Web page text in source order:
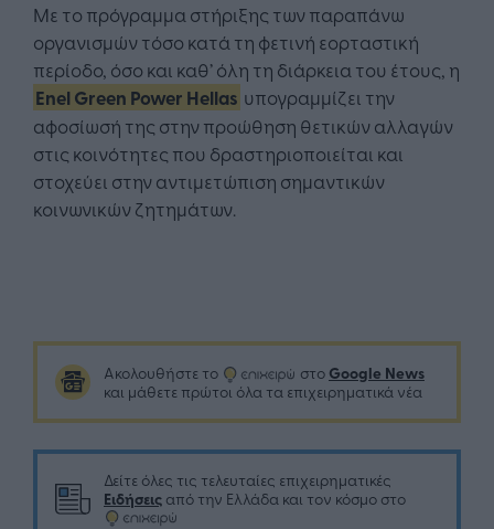
Με το πρόγραμμα στήριξης των παραπάνω
οργανισμών τόσο κατά τη φετινή εορταστική
περίοδο, όσο και καθ’ όλη τη διάρκεια του έτους, η
Enel Green Power Hellas υπογραμμίζει την
αφοσίωσή της στην προώθηση θετικών αλλαγών
στις κοινότητες που δραστηριοποιείται και
στοχεύει στην αντιμετώπιση σημαντικών
κοινωνικών ζητημάτων.
Ακολουθήστε το στο Google News
και μάθετε πρώτοι όλα τα επιχειρηματικά νέα
Δείτε όλες τις τελευταίες επιχειρηματικές
Ειδήσεις από την Ελλάδα και τον κόσμο στο